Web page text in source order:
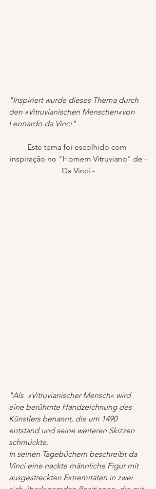
"Inspiriert wurde dieses Thema durch
den »Vitruvianischen Menschen«von
Leonardo da Vinci"
Este tema foi escolhido com
inspiração no "Homem Vitruviano" de -
Da Vinci -
"Als  »Vitruvianischer Mensch« wird
eine berühmte Handzeichnung des
Künstlers benannt, die um 1490
entstand und seine weiteren Skizzen
schmückte.
In seinen Tagebüchern beschreibt da
Vinci eine nackte männliche Figur mit
ausgestreckten Extremitäten in zwei